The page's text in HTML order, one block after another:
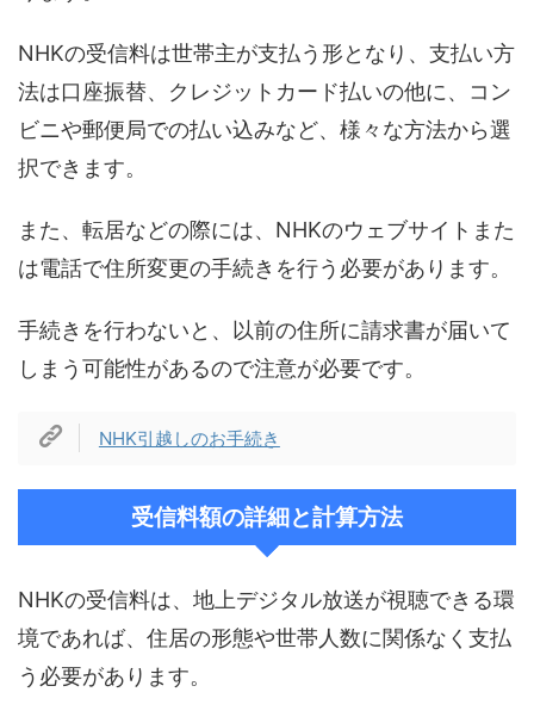
NHKの受信料は世帯主が支払う形となり、支払い方
法は口座振替、クレジットカード払いの他に、コン
ビニや郵便局での払い込みなど、様々な方法から選
択できます。
また、転居などの際には、NHKのウェブサイトまた
は電話で住所変更の手続きを行う必要があります。
手続きを行わないと、以前の住所に請求書が届いて
しまう可能性があるので注意が必要です。
NHK引越しのお手続き
受信料額の詳細と計算方法
NHKの受信料は、地上デジタル放送が視聴できる環
境であれば、住居の形態や世帯人数に関係なく支払
う必要があります。